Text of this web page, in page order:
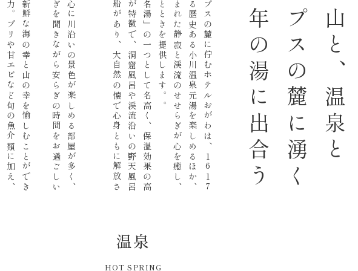
北アルプスの麓に湧く
400年の湯に出合う
富
山
県
の
北
ア
ル
プ
ス
の
麓
に
佇
む
ホ
テ
ル
お
が
わ
は
、
1
6
1
7
年
の
開
湯
と
伝
わ
る
歴
史
あ
る
小
川
温
泉
元
湯
を
楽
し
め
る
ほ
か
、
豊
か
な
自
然
に
囲
ま
れ
た
静
寂
と
渓
流
の
せ
せ
ら
ぎ
が
心
を
癒
し
、
日
常
を
忘
れ
る
ひ
と
と
き
を
提
供
し
ま
す
。
温
泉
は
「
越
中
四
名
湯
」
の
一
つ
と
し
て
名
高
く
、
保
温
効
果
の
高
い
炭
酸
水
素
塩
泉
が
特
徴
で
、
洞
窟
風
呂
や
渓
流
沿
い
の
野
天
風
呂
な
ど
の
多
彩
な
湯
船
が
あ
り
、
大
自
然
の
懐
で
心
身
と
も
に
解
放
さ
れ
ま
す
客
室
は
和
室
を
中
心
に
川
沿
い
の
景
色
が
楽
し
め
る
部
屋
が
多
く
、
夜
は
川
の
せ
せ
ら
ぎ
を
聞
き
な
が
ら
安
ら
ぎ
の
時
間
を
お
過
ご
し
い
た
だ
け
ま
す
食
事
は
富
山
湾
の
新
鮮
な
海
の
幸
と
山
の
幸
を
愉
し
む
こ
と
が
で
き
る
会
席
料
理
が
魅
力
。
ブ
リ
や
甘
エ
ビ
な
ど
旬
の
魚
介
類
に
加
え
、
山
菜
や
岩
魚
な
ど
地
元
な
ら
で
は
の
味
覚
を
堪
能
す
る
こ
と
が
で
き
ま
す
温泉
HOT SPRING